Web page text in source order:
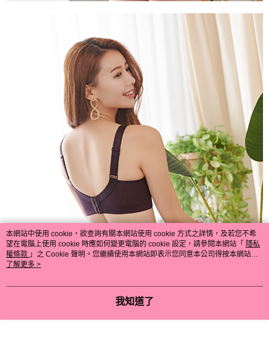
本網站中使用 cookie，欲查詢有關本網站使用 cookie 方式之詳情，及若您不希
望在電腦上使用 cookie 時應如何變更電腦的 cookie 設定，請參閱本網站「 隱私
權條款 」之 Cookie 聲明。您繼續使用本網站即表示您同意本公司得按本網站使
用條款之 Cookie 聲明使用 cookie。
了解更多 >
我知道了